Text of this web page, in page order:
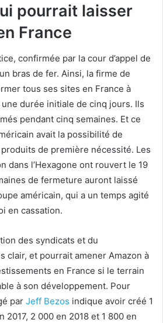
pourrait laisser
France
confirmée par la cour d’appel de
bras de fer. Ainsi, la firme de
tous ses sites en France à
durée initiale de cinq jours. Ils
pendant cinq semaines. Et ce
avait la possibilité de
de première nécessité. Les
dans l’Hexagone ont rouvert le 19
de fermeture auront laissé
américain, qui a un temps agité
en cassation.
des syndicats et du
clair, et pourrait amener Amazon à
en France si le terrain
à son développement. Pour
par Jeff Bezos indique avoir créé 1
2017, 2 000 en 2018 et 1 800 en